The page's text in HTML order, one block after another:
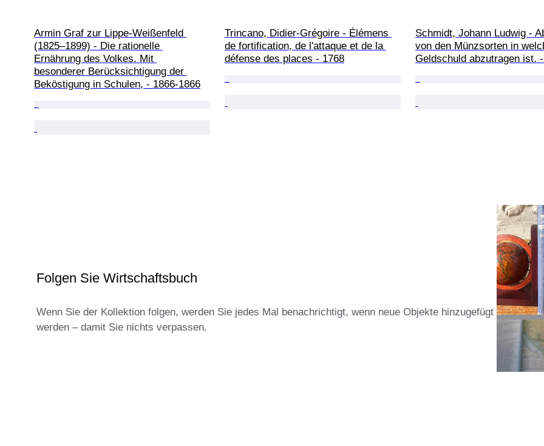
Armin Graf zur Lippe-Weißenfeld
(1825–1899) - Die rationelle
Ernährung des Volkes. Mit
besonderer Berücksichtigung der
Beköstigung in Schulen, - 1866-1866
Trincano, Didier-Grégoire - Élémens
de fortification, de l'attaque et de la
défense des places - 1768
Schmidt, Johann Ludwig -
von den Münzsorten in
Geldschuld abzutragen ist.
Folgen Sie Wirtschaftsbuch
Wenn Sie der Kollektion folgen, werden Sie jedes Mal benachrichtigt, wenn neue Objekte hinzugefügt
werden – damit Sie nichts verpassen.